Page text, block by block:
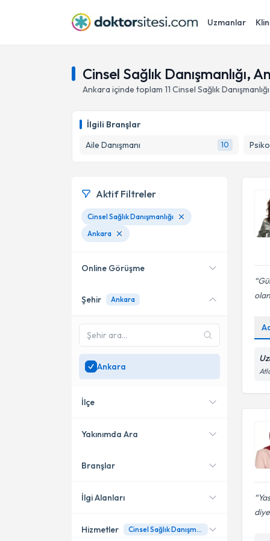
Uzmanlar
Cinsel Sağlık Danışmanlığı,
Ankara içinde toplam 11 Cinsel Sağlık Danışmanlığı
İlgili Branşlar
Aile Danışmanı
10
Aktif Filtreler
Cinsel Sağlık Danışmanlığı
Ankara
Online Görüşme
Online danışmanlık sunan
SadeceAnkara
uzman ara
Şehir Ankara
Ankara
İlçe
Çankaya
Etimesgut
Yakınımda Ara
Konumuma yakın uzmanları
Branşlar
Aile Danışmanı
İlgi Alanları
Hizmetler Cinsel Sağlık Danışmanlığı